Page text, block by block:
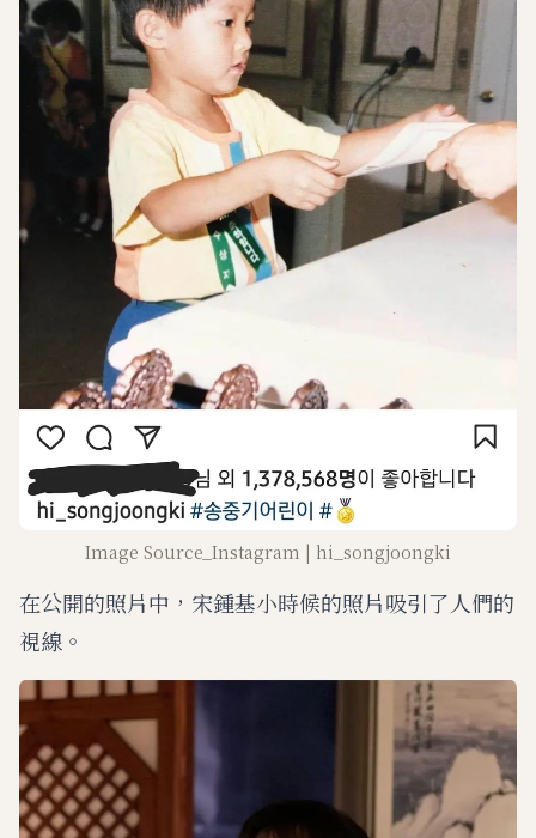
Image Source_Instagram | hi_songjoongki
在公開的照片中，宋鍾基小時候的照片吸引了人們的
視線。